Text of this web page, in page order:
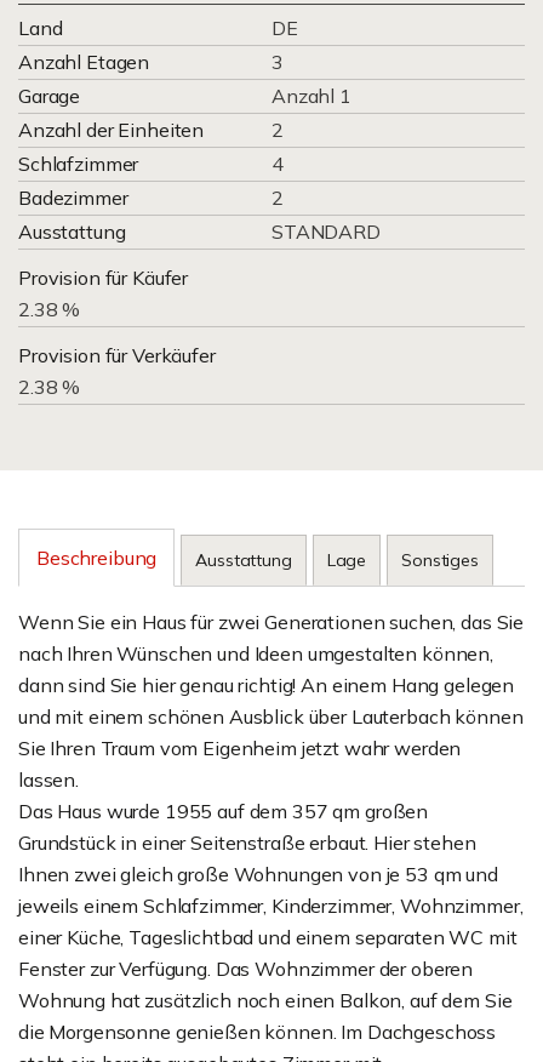
Land
DE
Anzahl Etagen
3
Garage
Anzahl 1
Anzahl der Einheiten
2
Schlafzimmer
4
Badezimmer
2
Ausstattung
STANDARD
Provision für Käufer
2.38 %
Provision für Verkäufer
2.38 %
Beschreibung Ausstattung Lage Sonstiges
Wenn Sie ein Haus für zwei Generationen suchen, das Sie
nach Ihren Wünschen und Ideen umgestalten können,
dann sind Sie hier genau richtig! An einem Hang gelegen
und mit einem schönen Ausblick über Lauterbach können
Sie Ihren Traum vom Eigenheim jetzt wahr werden
lassen.
Das Haus wurde 1955 auf dem 357 qm großen
Grundstück in einer Seitenstraße erbaut. Hier stehen
Ihnen zwei gleich große Wohnungen von je 53 qm und
jeweils einem Schlafzimmer, Kinderzimmer, Wohnzimmer,
einer Küche, Tageslichtbad und einem separaten WC mit
Fenster zur Verfügung. Das Wohnzimmer der oberen
Wohnung hat zusätzlich noch einen Balkon, auf dem Sie
die Morgensonne genießen können. Im Dachgeschoss